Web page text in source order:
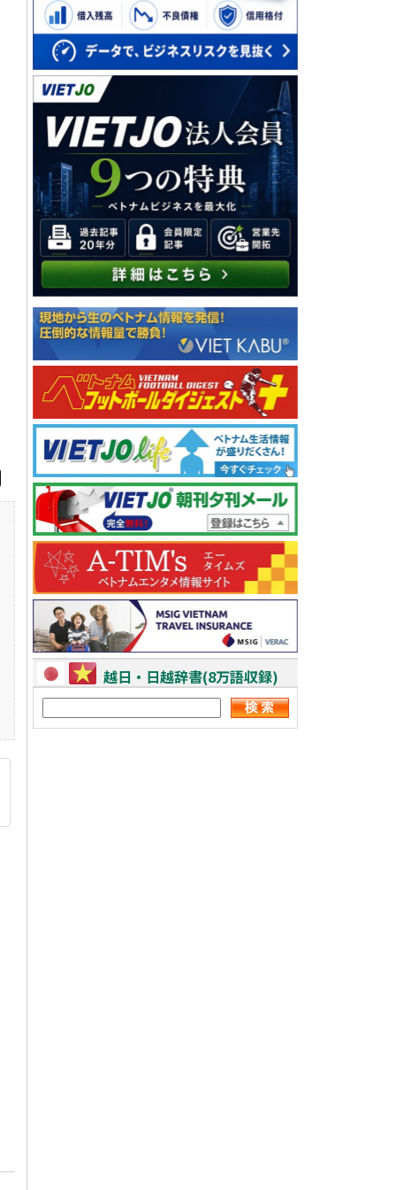
越日・日越辞書(8万語収録)